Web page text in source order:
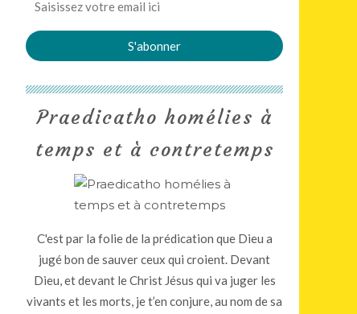
Praedicatho homélies à
temps et à contretemps
C'est par la folie de la prédication que Dieu a
jugé bon de sauver ceux qui croient. Devant
Dieu, et devant le Christ Jésus qui va juger les
vivants et les morts, je t’en conjure, au nom de sa